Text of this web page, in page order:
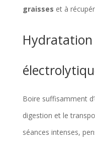
graisses et à
Boire suffisamment
digestion et le
séances intenses,